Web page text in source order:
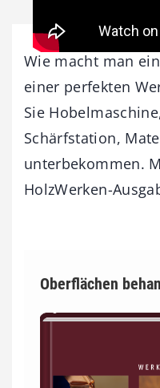
Wie macht man
einer perfekten
Sie
Schärfstation,
unterbekommen.
HolzWerken-
Oberflächen